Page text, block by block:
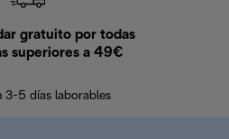
gratuito por todas
superiores a 49€
3-5 días laborables